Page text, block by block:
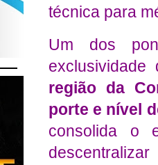
técnica para
Um dos
região da
porte e nível
consolida o